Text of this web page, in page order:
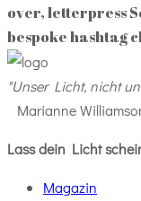
over, letterpress
bespoke hashtag
"Unser Licht, nicht
Marianne
Lass dein Licht
Magazin